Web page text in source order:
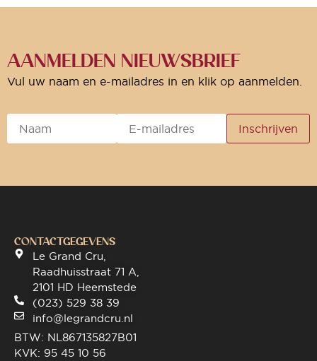
AANMELDEN NIEUWSBRIEF
Vul uw naam en e-mailadres in en klik op aanmelden.
CONTACTGEGEVENS
Le Grand Cru,
Raadhuisstraat 71 A,
2101 HD Heemstede
(023) 529 38 39
info@legrandcru.nl
BTW: NL867135827B01
KVK: 95 45 10 56